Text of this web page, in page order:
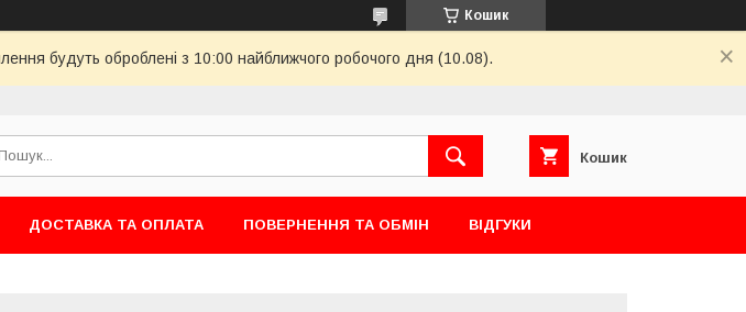
Кошик
будуть оброблені з 10:00 найближчого робочого дня (10.08).
Кошик
ДОСТАВКА ТА ОПЛАТА ПОВЕРНЕННЯ ТА ОБМІН ВІДГУКИ